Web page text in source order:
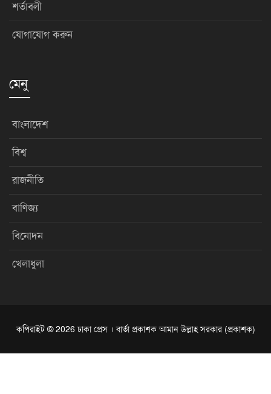
শর্তাবলী
যোগাযোগ করুন
মেনু
বাংলাদেশ
বিশ্ব
রাজনীতি
বাণিজ্য
বিনোদন
খেলাধুলা
কপিরাইট © 2026 ঢাকা প্রেস । বার্তা প্রকাশক আমান উল্লাহ সরকার (প্রকাশক)